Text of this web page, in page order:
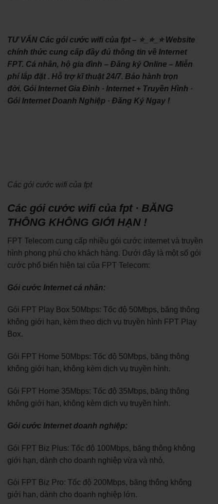
TƯ VẤN Các gói cước wifi của fpt – ⭐_⭐_⭐ Website
chính thức cung cấp đầy đủ thông tin về Internet
FPT. Cá nhân, hộ gia đình – Đăng ký Online – Miễn
phí lắp đặt . Hỗ trợ kĩ thuật 24/7. Bảo hành trọn
đời. ‎Gói Internet Gia Đình · ‎Internet + Truyền Hình ·
‎Gói Internet Doanh Nghiệp · ‎Đăng Ký Ngay !
Các gói cước wifi của fpt
Các gói cước wifi của fpt · BĂNG
THÔNG KHÔNG GIỚI HẠN !
FPT Telecom cung cấp nhiều gói cước internet và truyền
hình phong phú cho khách hàng. Dưới đây là một số gói
cước phổ biến hiện tại của FPT Telecom:
Gói cước Internet cá nhân:
Gói FPT Play Box 50Mbps: Tốc độ 50Mbps, băng thông
không giới hạn, kèm theo dịch vụ truyền hình FPT Play
Box.
Gói FPT Home 50Mbps: Tốc độ 50Mbps, băng thông
không giới hạn, không kèm dịch vụ truyền hình.
Gói FPT Home 35Mbps: Tốc độ 35Mbps, băng thông
không giới hạn, không kèm dịch vụ truyền hình.
Gói cước Internet doanh nghiệp:
Gói FPT Biz Plus: Tốc độ 100Mbps, băng thông không
giới hạn, dành cho doanh nghiệp vừa và nhỏ.
Gói FPT Biz Pro: Tốc độ 200Mbps, băng thông không
giới hạn, dành cho doanh nghiệp lớn.